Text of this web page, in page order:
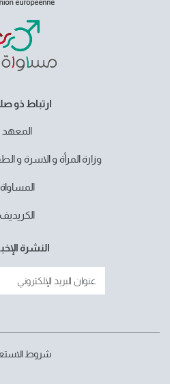
ارتباط ذو
المعهد
وزارة المرأة و الاسرة و
المساواة
الكريديف
النشرة
شروط